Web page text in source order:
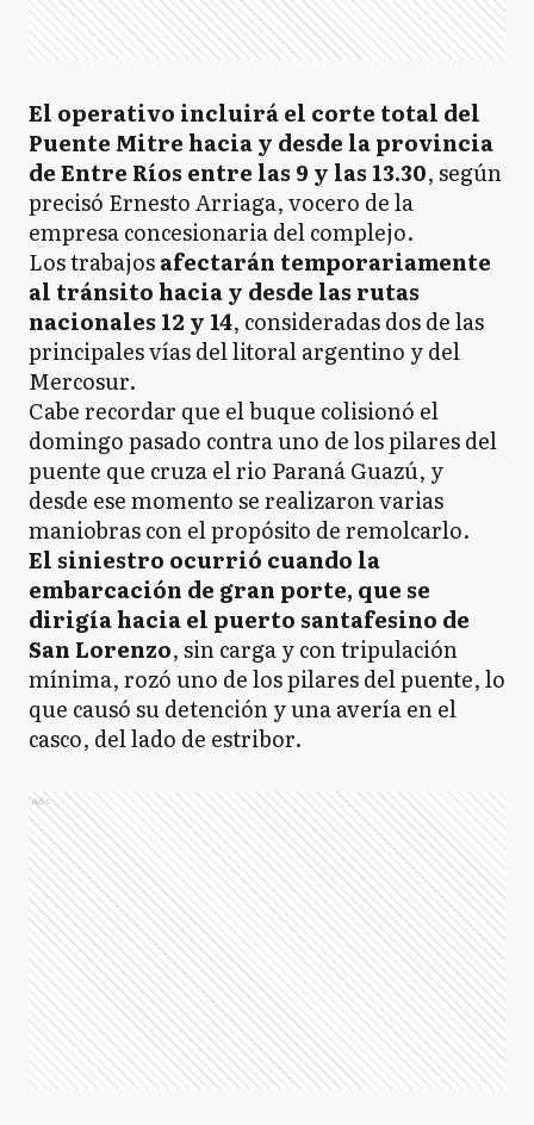
El operativo incluirá el corte total del
Puente Mitre hacia y desde la provincia
de Entre Ríos entre las 9 y las 13.30, según
precisó Ernesto Arriaga, vocero de la
empresa concesionaria del complejo.
Los trabajosafectarán temporariamente
al tránsito hacia y desde las rutas
nacionales 12 y 14, consideradas dos de las
principales vías del litoral argentino y del
Mercosur.
Cabe recordar que el buque colisionó el
domingo pasado contra uno de los pilares del
puente que cruza el rio Paraná Guazú, y
desde ese momento se realizaron varias
maniobras con el propósito de remolcarlo.
El siniestro ocurrió cuando la
embarcación de gran porte, que se
dirigía hacia el puerto santafesino de
San Lorenzo, sin carga y con tripulación
mínima, rozó uno de los pilares del puente, lo
que causó su detención y una avería en el
casco, del lado de estribor.
Ads